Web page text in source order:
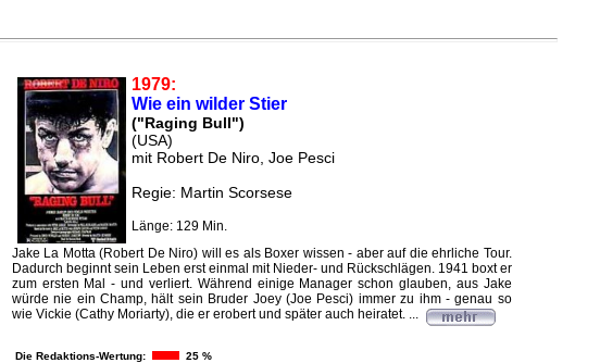
1979:
Wie ein wilder Stier
("Raging Bull")
(USA)
mit Robert De Niro, Joe Pesci
Regie: Martin Scorsese
Länge: 129 Min.
Jake La Motta (Robert De Niro) will es als Boxer wissen - aber auf die ehrliche Tour.
Dadurch beginnt sein Leben erst einmal mit Nieder- und Rückschlägen. 1941 boxt er
zum ersten Mal - und verliert. Während einige Manager schon glauben, aus Jake
würde nie ein Champ, hält sein Bruder Joey (Joe Pesci) immer zu ihm - genau so
wie Vickie (Cathy Moriarty), die er erobert und später auch heiratet. ...
Die Redaktions-Wertung: 25 %